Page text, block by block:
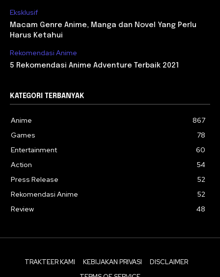
Eksklusif
Macam Genre Anime, Manga dan Novel Yang Perlu
Harus Ketahui
Rekomendasi Anime
5 Rekomendasi Anime Adventure Terbaik 2021
KATEGORI TERBANYAK
Anime
867
Games
78
Entertainment
60
Action
54
Press Release
52
Rekomendasi Anime
52
Review
48
TRAKTEER KAMI KEBIJAKAN PRIVASI
DISCLAIMER